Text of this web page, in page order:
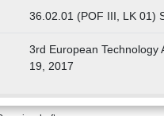
36.02.01 (POF III, LK 01)
3rd European Technology
19, 2017